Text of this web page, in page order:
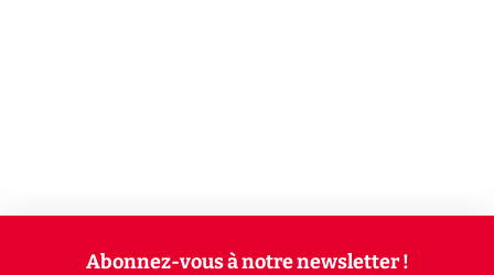
Abonnez-vous à notre newsletter !